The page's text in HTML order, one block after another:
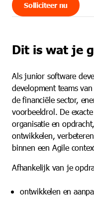
Solliciteer nu
Dit is wat je
Als junior software
development teams
de financiële sector,
voorbeeldrol. De
organisatie en
ontwikkelen,
binnen een Agile
Afhankelijk van je
ontwikkelen en